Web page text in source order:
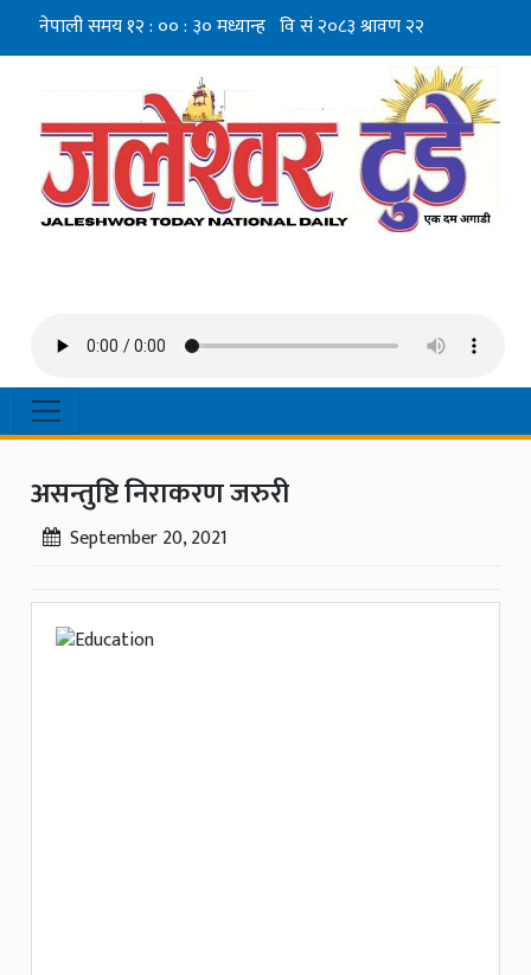
असन्तुष्टि निराकरण जरुरी
September 20, 2021